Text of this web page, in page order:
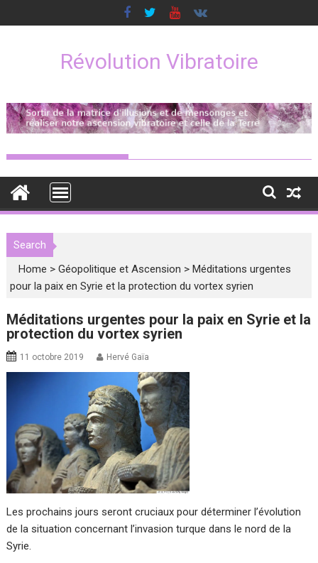
to
Révolution Vibratoire
Search
Home >Géopolitique et Ascension >Méditations urgentes
pour la paix en Syrie et la protection du vortex syrien
Méditations urgentes pour la paix en Syrie et la
protection du vortex syrien
11 octobre 2019 Hervé Gaïa
Les prochains jours seront cruciaux pour déterminer l’évolution
de la situation concernant l’invasion turque dans le nord de la
Syrie.